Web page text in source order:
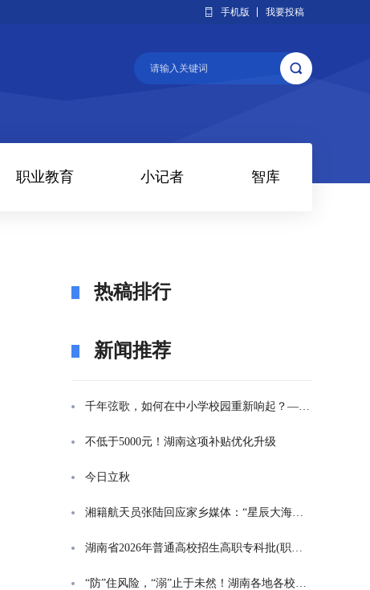
手机版 我要投稿
职业教育 小记者 智库
热稿排行
新闻推荐
千年弦歌，如何在中小学校园重新响起？——湖南首届中小学书院制建设研讨会观察
不低于5000元！湖南这项补贴优化升级
今日立秋
湘籍航天员张陆回应家乡媒体：“星辰大海是一群人的长征”
湖南省2026年普通高校招生高职专科批(职高对口类)第一次投档分数线
“防”住风险，“溺”止于未然！湖南各地各校打响防溺水“保卫战”